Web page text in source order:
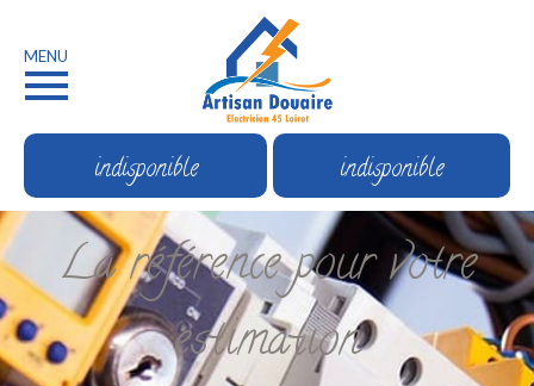
MENU
indisponible indisponible
La référence pour votre
estimation